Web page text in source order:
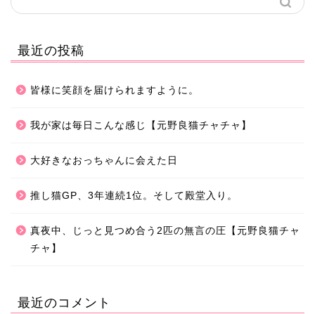
最近の投稿
皆様に笑顔を届けられますように。
我が家は毎日こんな感じ【元野良猫チャチャ】
大好きなおっちゃんに会えた日
推し猫GP、3年連続1位。そして殿堂入り。
真夜中、じっと見つめ合う2匹の無言の圧【元野良猫チャ
チャ】
最近のコメント